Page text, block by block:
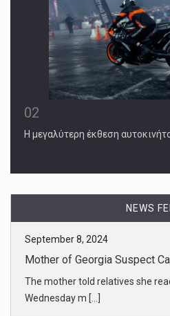
02
Η μεγαλύτερη έκθεση
NEWS
September 8, 2024
Mother of Georgia Suspect
The mother told relatives she
Wednesday m [...]